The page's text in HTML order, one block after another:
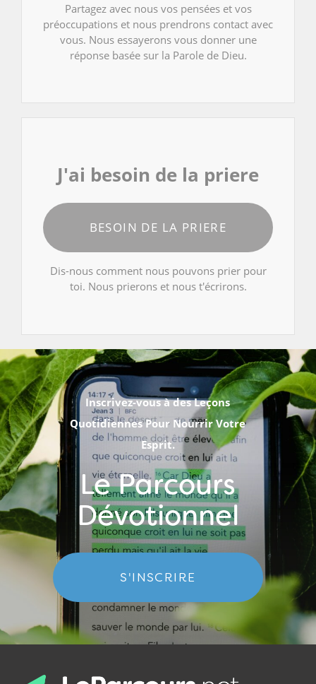
Partagez avec nous vos pensées et vos
préoccupations et nous prendrons contact avec
vous. Nous essayerons vous donner une
réponse basée sur la Parole de Dieu.
J'ai besoin de la priere
BESOIN DE LA PRIERE
Dis-nous comment nous pouvons prier pour
toi. Nous prierons et nous t'écrirons.
Inscrivez-vous à des Leçons
Quotidiennes Pour Nourrir Votre
Esprit.
Le Parcours
Dévotionnel
S'INSCRIRE